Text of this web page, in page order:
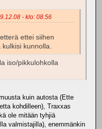
- klo: 08.56
ettei siihen
kunnolla.
iso/pikkulohkolla
kuin autosta (Ette
kohdilleen), Traxxas
ole mitään tyhjiä
valmistajilla), enemmänkin